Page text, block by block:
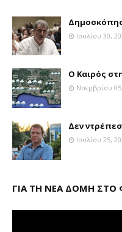
Ιουλίου 30,
Ο Καιρός
Νοεμβρίου
Δεν
Ιουλίου 25,
ΓΙΑ ΤΗ ΝΕΑ ΔΟΜΗ ΣΤΟ